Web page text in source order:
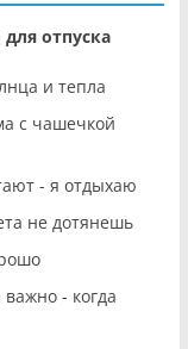
отпуска
и тепла
с чашечкой
- я отдыхаю
не дотянешь
- когда